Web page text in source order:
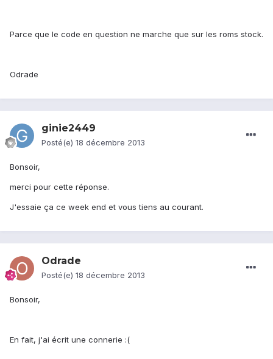
Parce que le code en question ne marche que sur les roms stock.
Odrade
ginie2449
Posté(e) 18 décembre 2013
Bonsoir,
merci pour cette réponse.
J'essaie ça ce week end et vous tiens au courant.
Odrade
Posté(e) 18 décembre 2013
Bonsoir,
En fait, j'ai écrit une connerie :(